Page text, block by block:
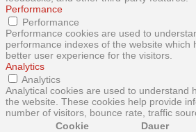
Performance
Performance
Performance cookies are used to
performance indexes of the website which
better user experience for the visitors.
Analytics
Analytics
Analytical cookies are used to understand
the website. These cookies help provide
number of visitors, bounce rate, traffic
Cookie
Dauer